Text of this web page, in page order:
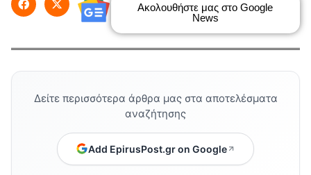
Ακολουθήστε μας στο Google
News
Δείτε περισσότερα άρθρα μας στα αποτελέσματα
αναζήτησης
Add EpirusPost.gr on Google